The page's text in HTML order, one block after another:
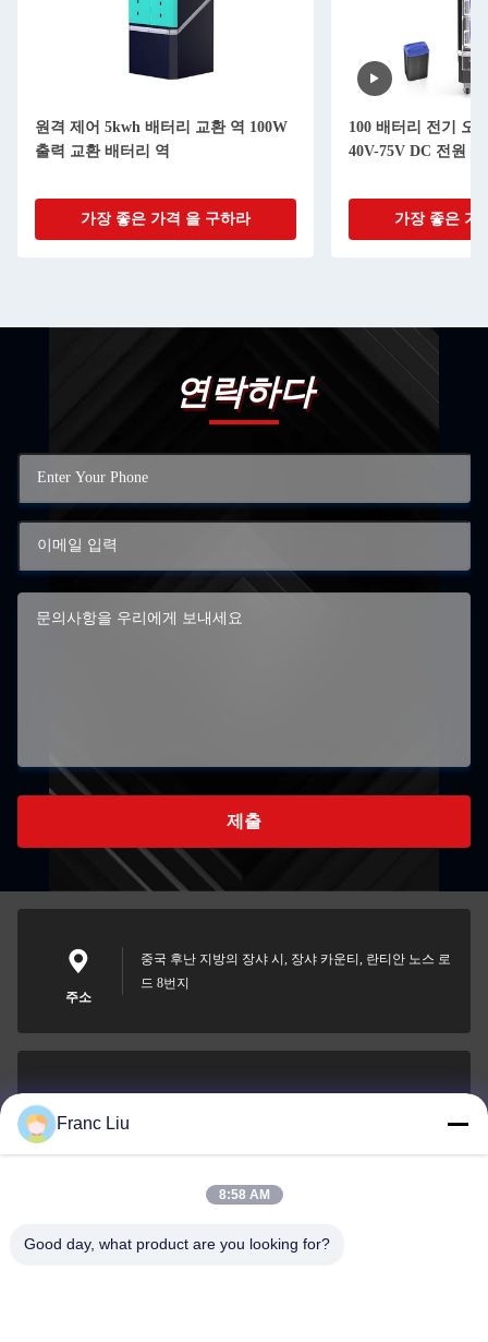
원격 제어 5kwh 배터리 교환 역 100W
출력 교환 배터리 역
가장 좋은 가격 을 구하라
100 배터리 전기 오
40V-75V DC 전원
가장 좋은 가
연락하다
제출
주소
중국 후난 지방의 장샤 시, 장샤 카운티, 란티안 노스 로
드 8번지
0086-15367845621
Franc Liu
8:58 AM
Good day, what product are you looking for?